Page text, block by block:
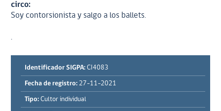
circo:
Soy contorsionista y salgo a los ballets.
.
Identificador SIGPA: CI4083
Fecha de registro: 27-11-2021
Tipo: Cultor individual